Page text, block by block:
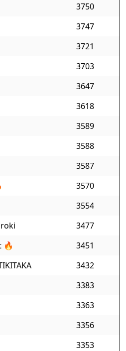
3750
3747
3721
3703
3647
3618
3589
3588
3587
3570
3554
3477
🔥
3451
3432
3383
3363
3356
3353